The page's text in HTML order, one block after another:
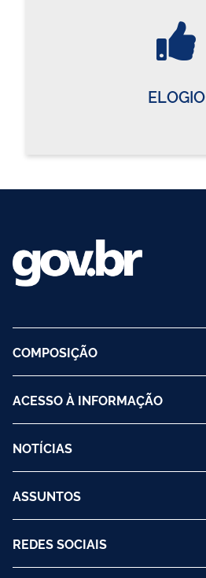
ELOGIO
COMPOSIÇÃO
ACESSO À INFORMAÇÃO
NOTÍCIAS
ASSUNTOS
REDES SOCIAIS